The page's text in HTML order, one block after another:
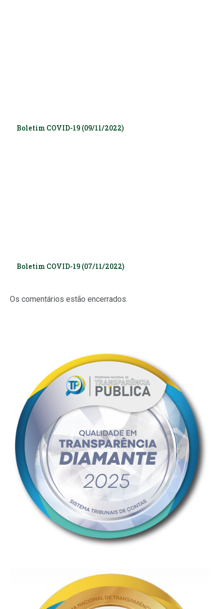
Boletim COVID-19 (09/11/2022)
Boletim COVID-19 (07/11/2022)
Os comentários estão encerrados.